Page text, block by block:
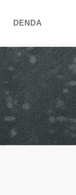
DENDA